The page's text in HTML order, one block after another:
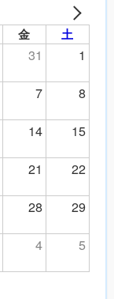
金 土
31
1
7 8
14
15
21
22
28
29
4 5